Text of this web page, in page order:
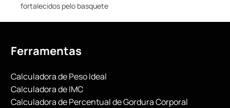
fortalecidos pelo basquete
Ferramentas
Calculadora de Peso Ideal
Calculadora de IMC
Calculadora de Percentual de Gordura Corporal